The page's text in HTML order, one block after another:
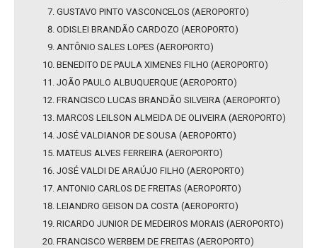
GUSTAVO PINTO VASCONCELOS (AEROPORTO)
ODISLEI BRANDÃO CARDOZO (AEROPORTO)
ANTÔNIO SALES LOPES (AEROPORTO)
BENEDITO DE PAULA XIMENES FILHO (AEROPORTO)
JOÃO PAULO ALBUQUERQUE (AEROPORTO)
FRANCISCO LUCAS BRANDÃO SILVEIRA (AEROPORTO)
MARCOS LEILSON ALMEIDA DE OLIVEIRA (AEROPORTO)
JOSÉ VALDIANOR DE SOUSA (AEROPORTO)
MATEUS ALVES FERREIRA (AEROPORTO)
JOSÉ VALDI DE ARAÚJO FILHO (AEROPORTO)
ANTONIO CARLOS DE FREITAS (AEROPORTO)
LEIANDRO GEISON DA COSTA (AEROPORTO)
RICARDO JUNIOR DE MEDEIROS MORAIS (AEROPORTO)
FRANCISCO WERBEM DE FREITAS (AEROPORTO)